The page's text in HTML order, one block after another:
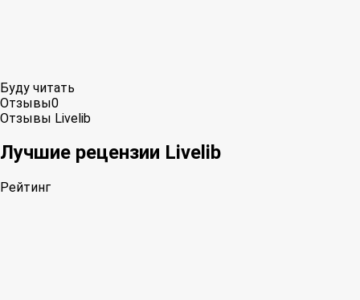
Буду читать
Отзывы0
Отзывы Livelib
Лучшие рецензии Livelib
Рейтинг